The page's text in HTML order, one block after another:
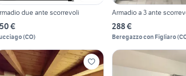
due ante scorrevoli
€
(CO)
Armadio a 3 ante
288 €
Beregazzo con Figliaro(